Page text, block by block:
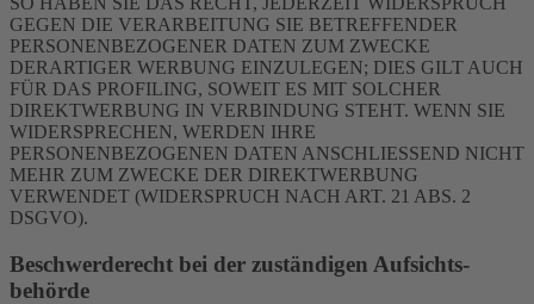
GEGEN DIE VERARBEITUNG SIE BETREFFENDER
PERSONENBEZOGENER DATEN ZUM ZWECKE
DERARTIGER WERBUNG EINZULEGEN; DIES GILT AUCH
FÜR DAS PROFILING, SOWEIT ES MIT SOLCHER
DIREKTWERBUNG IN VERBINDUNG STEHT. WENN SIE
WIDERSPRECHEN, WERDEN IHRE
PERSONENBEZOGENEN DATEN ANSCHLIESSEND NICHT
MEHR ZUM ZWECKE DER DIREKTWERBUNG
VERWENDET (WIDERSPRUCH NACH ART. 21 ABS. 2
DSGVO).
Beschwerde­recht bei der zuständigen Aufsichts­
behörde